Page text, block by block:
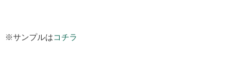
※サンプルはコチラ